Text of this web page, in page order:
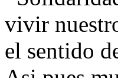
vivir
el sentido